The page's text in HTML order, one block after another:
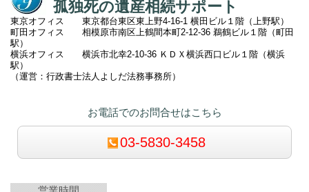
孤独死の遺産相続サポート
東京オフィス 東京都台東区東上野4-16-1 横田ビル１階（上野駅）
町田オフィス 相模原市南区上鶴間本町2-12-36 鵜鶴ビル１階（町田
駅）
横浜オフィス 横浜市北幸2-10-36 ＫＤＸ横浜西口ビル１階（横浜
駅）
（運営：行政書士法人よしだ法務事務所）
お電話でのお問合せはこちら
03-5830-3458